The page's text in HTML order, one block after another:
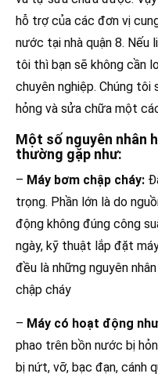
hỗ trợ của các đơn vị
nước tại nhà quận 8. Nếu
tôi thì bạn sẽ không cần
chuyên nghiệp. Chúng tôi
hỏng và sửa chữa một
Một số nguyên nhân
thường gặp như:
– Máy bơm chập cháy:
trọng. Phần lớn là do
động không đúng công
ngày, kỹ thuật lắp đặt
đều là những nguyên
chập cháy
– Máy có hoạt động
phao trên bồn nước bị
bị nứt, vỡ, bạc đạn, cánh